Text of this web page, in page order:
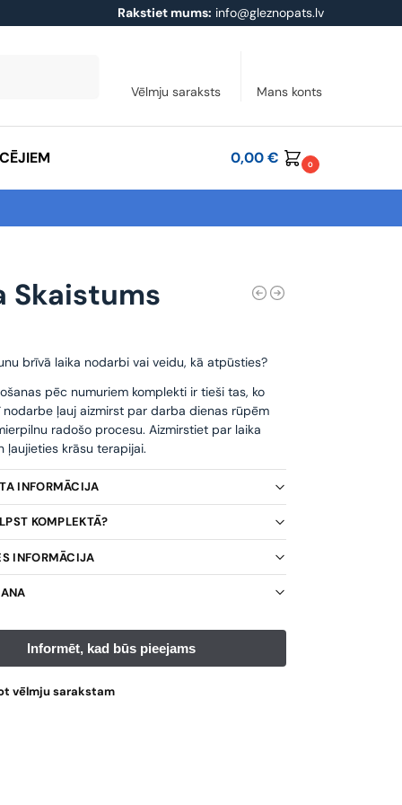
Rakstiet mums: info@gleznopats.lv
Vēlmju saraksts Mans konts
0,00€ 0
Skaistums
brīvā laika nodarbi vai veidu, kā atpūsties?
pēc numuriem komplekti ir tieši tas, ko
nodarbe ļauj aizmirst par darba dienas rūpēm
radošo procesu. Aizmirstiet par laika
ļaujieties krāsu terapijai.
INFORMĀCIJA
KOMPLEKTĀ?
INFORMĀCIJA
vēlmju sarakstam